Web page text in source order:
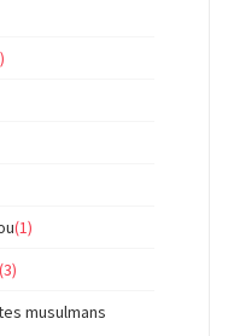
(1)
(3)
musulmans